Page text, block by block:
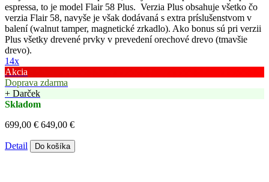
espressa, to je model Flair 58 Plus. Verzia Plus obsahuje všetko čo
verzia Flair 58, navyše je však dodávaná s extra príslušenstvom v
balení (walnut tamper, magnetické zrkadlo). Ako bonus sú pri verzii
Plus všetky drevené prvky v prevedení orechové drevo (tmavšie
drevo).
14x
Akcia
Doprava zdarma
+ Darček
Skladom
699,00 € 649,00 €
Detail Do košíka